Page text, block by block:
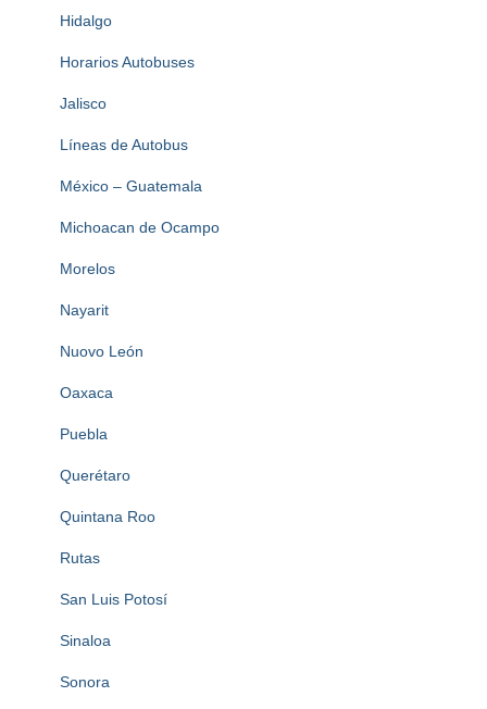
Hidalgo
Horarios Autobuses
Jalisco
Líneas de Autobus
México – Guatemala
Michoacan de Ocampo
Morelos
Nayarit
Nuovo León
Oaxaca
Puebla
Querétaro
Quintana Roo
Rutas
San Luis Potosí
Sinaloa
Sonora